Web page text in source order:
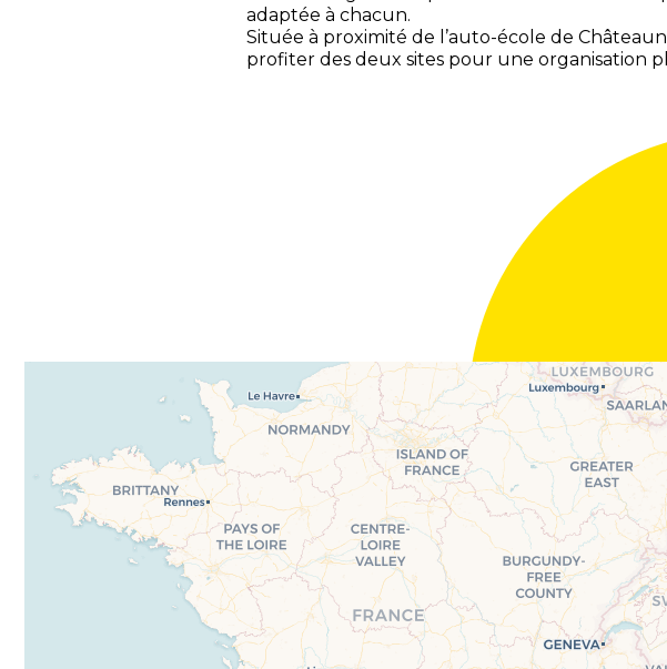
adaptée à chacun.
Située à proximité de l’auto-école de
profiter des deux sites pour une organisation